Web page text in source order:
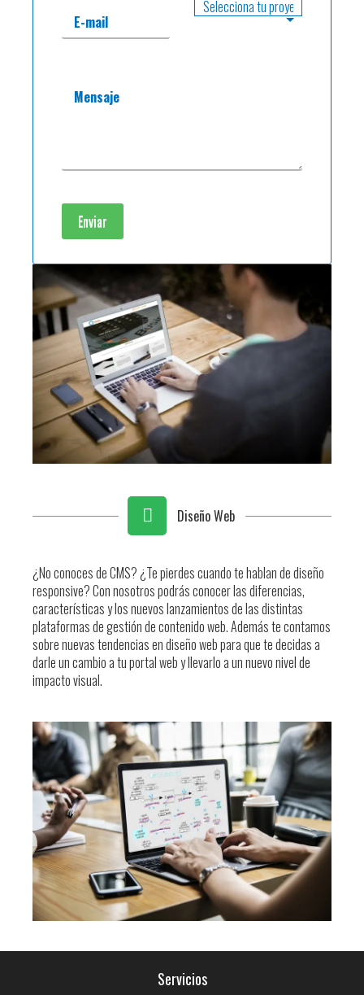
E-mail
Mensaje
Diseño Web
¿No conoces de CMS? ¿Te pierdes cuando te hablan de diseño
responsive? Con nosotros podrás conocer las diferencias,
características y los nuevos lanzamientos de las distintas
plataformas de gestión de contenido web. Además te contamos
sobre nuevas tendencias en diseño web para que te decidas a
darle un cambio a tu portal web y llevarlo a un nuevo nivel de
impacto visual.
Servicios